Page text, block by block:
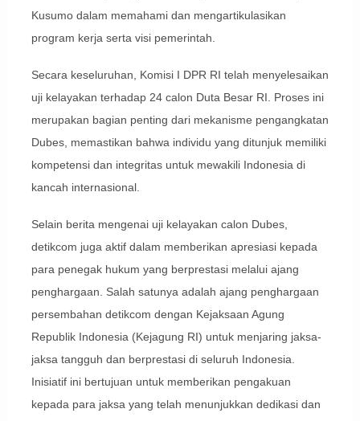
Kusumo dalam memahami dan mengartikulasikan
program kerja serta visi pemerintah.
Secara keseluruhan, Komisi I DPR RI telah menyelesaikan
uji kelayakan terhadap 24 calon Duta Besar RI. Proses ini
merupakan bagian penting dari mekanisme pengangkatan
Dubes, memastikan bahwa individu yang ditunjuk memiliki
kompetensi dan integritas untuk mewakili Indonesia di
kancah internasional.
Selain berita mengenai uji kelayakan calon Dubes,
detikcom juga aktif dalam memberikan apresiasi kepada
para penegak hukum yang berprestasi melalui ajang
penghargaan. Salah satunya adalah ajang penghargaan
persembahan detikcom dengan Kejaksaan Agung
Republik Indonesia (Kejagung RI) untuk menjaring jaksa-
jaksa tangguh dan berprestasi di seluruh Indonesia.
Inisiatif ini bertujuan untuk memberikan pengakuan
kepada para jaksa yang telah menunjukkan dedikasi dan